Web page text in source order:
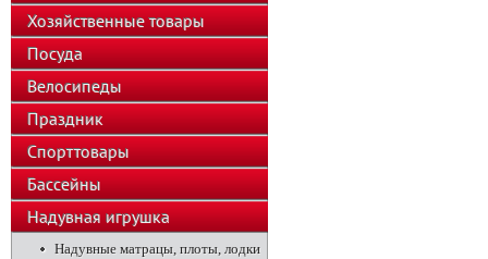
Хозяйственные товары
Посуда
Велосипеды
Праздник
Спорттовары
Бассейны
Надувная игрушка
Надувные матрацы, плоты, лодки